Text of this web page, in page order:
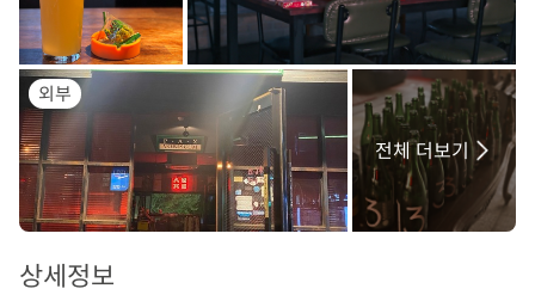
외부
전체 더보기
상세정보